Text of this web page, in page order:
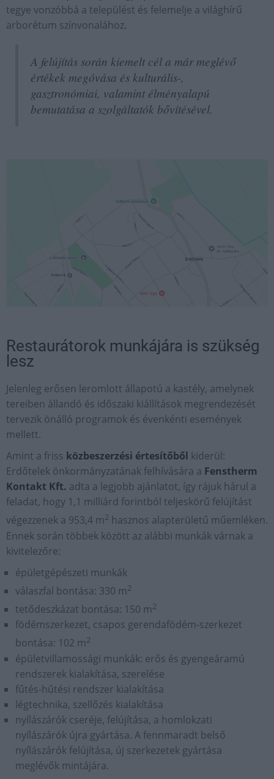
tegye vonzóbbá a települést és felemelje a világhírű
arborétum színvonalához.
A felújítás során kiemelt cél a már meglévő
értékek megóvása és kulturális-,
gasztronómiai, valamint élményalapú
bemutatása a szolgáltatók bővítésével.
Restaurátorok munkájára is szükség
lesz
Jelenleg erősen leromlott állapotú a kastély, amelynek
tereiben állandó és időszaki kiállítások megrendezését
tervezik önálló programok és évenkénti események
mellett.
Amint a friss közbeszerzési értesítőből kiderül:
Erdőtelek önkormányzatának felhívására a Fenstherm
Kontakt Kft. adta a legjobb ajánlatot, így rájuk hárul a
feladat, hogy 1,1 milliárd forintból teljeskörű felújítást
végezzenek a 953,4 m2 hasznos alapterületű műemléken.
Ennek során többek között az alábbi munkák várnak a
kivitelezőre:
épületgépészeti munkák
válaszfal bontása: 330 m2
tetődeszkázat bontása: 150 m2
födémszerkezet, csapos gerendafödém-szerkezet
bontása: 102 m2
épületvillamossági munkák: erős és gyengeáramú
rendszerek kialakítása, szerelése
fűtés-hűtési rendszer kialakítása
légtechnika, szellőzés kialakítása
nyílászárók cseréje, felújítása, a homlokzati
nyílászárók újra gyártása. A fennmaradt belső
nyílászárók felújítása, új szerkezetek gyártása
meglévők mintájára.